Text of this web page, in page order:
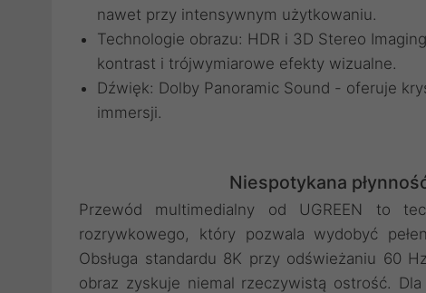
nawet przy intensywnym użytkowaniu.
Technologie obrazu: HDR i 3D Stereo
kontrast i trójwymiarowe efekty wizualne.
Dźwięk: Dolby Panoramic Sound - oferuje
immersji.
Niespotykana
Przewód multimedialny od UGREEN to
rozrywkowego, który pozwala wydobyć
Obsługa standardu 8K przy odświeżaniu 60
obraz zyskuje niemal rzeczywistą ostrość.